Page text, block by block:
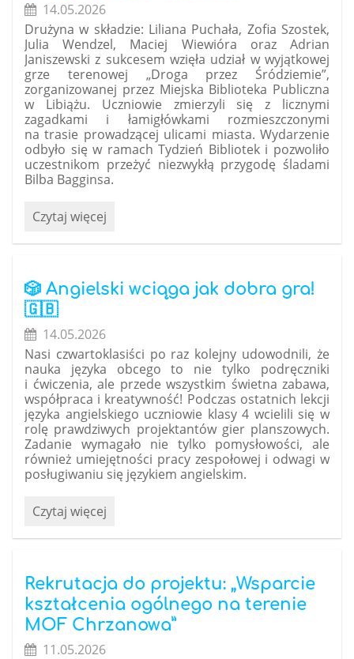
14.05.2026
Drużyna w składzie: Liliana Puchała, Zofia Szostek,
Julia Wendzel, Maciej Wiewióra oraz Adrian
Janiszewski z sukcesem wzięła udział w wyjątkowej
grze terenowej „Droga przez Śródziemie”,
zorganizowanej przez Miejska Biblioteka Publiczna
w Libiążu. Uczniowie zmierzyli się z licznymi
zagadkami i łamigłówkami rozmieszczonymi
na trasie prowadzącej ulicami miasta. Wydarzenie
odbyło się w ramachTydzień Biblioteki pozwoliło
uczestnikom przeżyć niezwykłą przygodę śladami
Bilba Bagginsa.
Wyróżnienie
„Droga
przez
Śródziemie”:
Czytaj więcej
🎲 Angielski wciąga jak dobra gra!
🇬🇧
14.05.2026
Nasi czwartoklasiści po raz kolejny udowodnili, że
nauka języka obcego to nie tylko podręczniki
i ćwiczenia, ale przede wszystkim świetna zabawa,
współpraca i kreatywność! Podczas ostatnich lekcji
języka angielskiego uczniowie klasy 4 wcielili się w
rolę prawdziwych projektantów gier planszowych.
Zadanie wymagało nie tylko pomysłowości, ale
również umiejętności pracy zespołowej i odwagi w
posługiwaniu się językiem angielskim.
🎲
dobra
gra!
🇬🇧:
Czytaj więcej
Rekrutacja do projektu: „Wsparcie
kształcenia ogólnego na terenie
MOF Chrzanowa”
11.05.2026